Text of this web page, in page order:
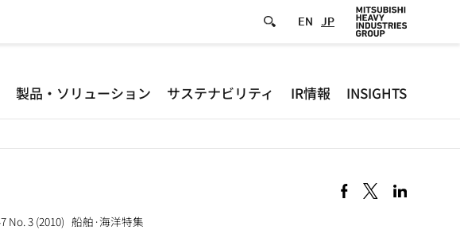
EN JP
-
製品・ソリューション サステナビリティ IR情報 INSIGHTS
No. 3 (2010) 船舶·海洋特集